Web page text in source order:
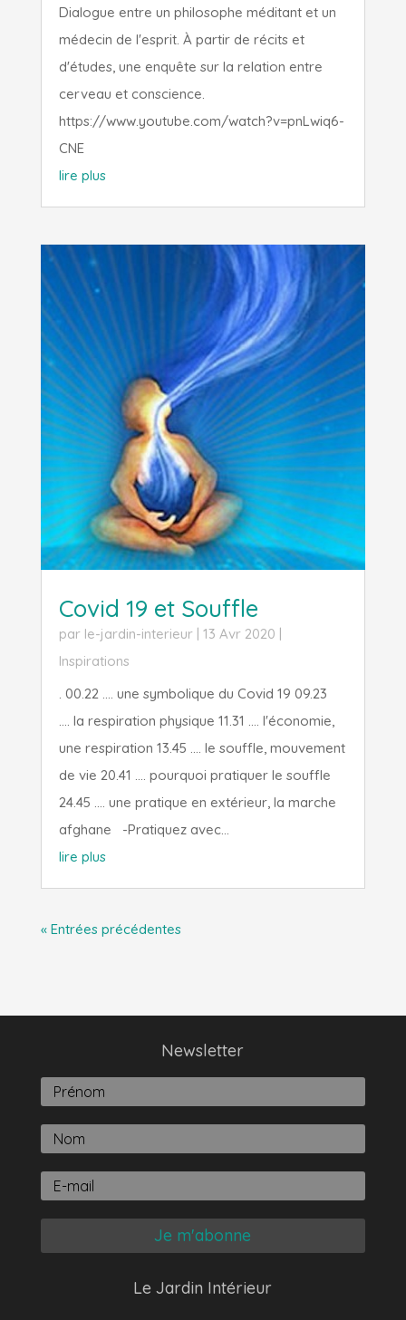
Dialogue entre un philosophe méditant et un
médecin de l'esprit. À partir de récits et
d'études, une enquête sur la relation entre
cerveau et conscience.
https://www.youtube.com/watch?v=pnLwiq6-
CNE
lire plus
Covid 19 et Souffle
par le-jardin-interieur| 13 Avr 2020 |
Inspirations
. 00.22 .... une symbolique du Covid 19 09.23
.... la respiration physique 11.31 .... l'économie,
une respiration 13.45 .... le souffle, mouvement
de vie 20.41 .... pourquoi pratiquer le souffle
24.45 .... une pratique en extérieur, la marche
afghane -Pratiquez avec...
lire plus
« Entrées précédentes
Newsletter
Je m'abonne
Le Jardin Intérieur